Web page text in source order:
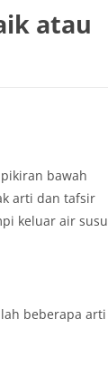
atau
bawah
arti dan tafsir
keluar air susu
beberapa arti